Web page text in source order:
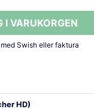
I VARUKORGEN
Swish eller faktura
HD)